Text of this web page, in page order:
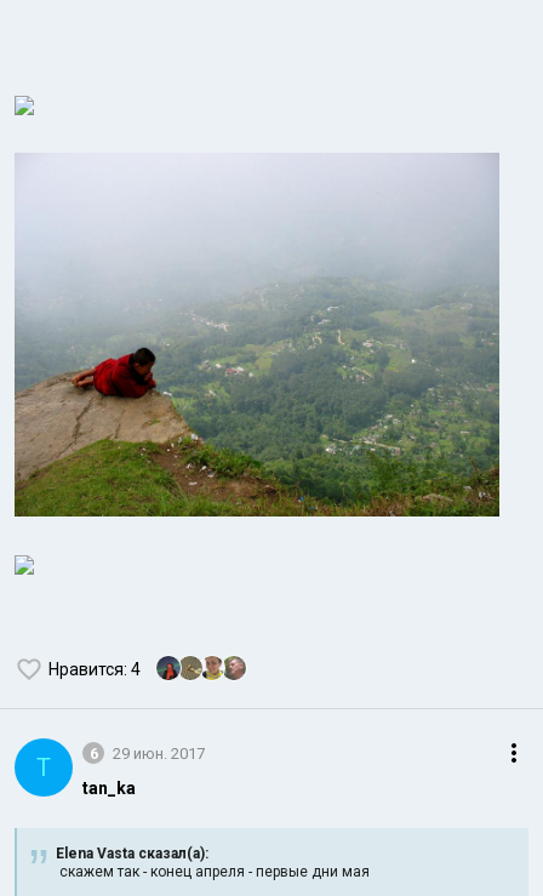
Нравится: 4
T 6 29 июн. 2017
tan_ka
Elena Vasta сказал(а):
скажем так - конец апреля - первые дни мая